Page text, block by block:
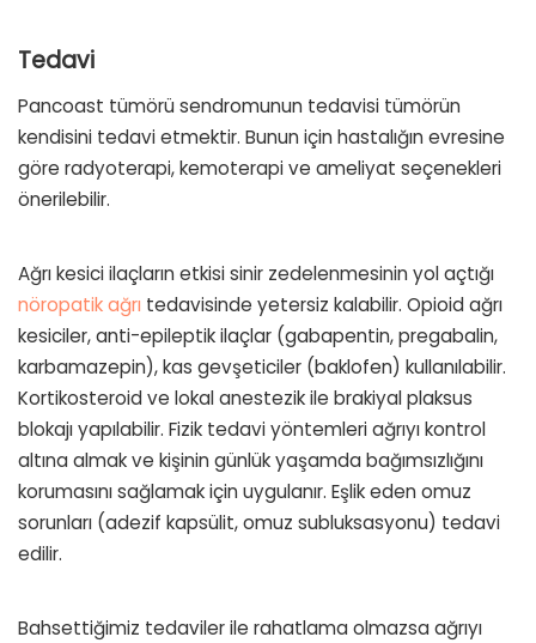
Tedavi
Pancoast tümörü sendromunun tedavisi tümörün
kendisini tedavi etmektir. Bunun için hastalığın evresine
göre radyoterapi, kemoterapi ve ameliyat seçenekleri
önerilebilir.
Ağrı kesici ilaçların etkisi sinir zedelenmesinin yol açtığı
nöropatik ağrı tedavisinde yetersiz kalabilir. Opioid ağrı
kesiciler, anti-epileptik ilaçlar (gabapentin, pregabalin,
karbamazepin), kas gevşeticiler (baklofen) kullanılabilir.
Kortikosteroid ve lokal anestezik ile brakiyal plaksus
blokajı yapılabilir. Fizik tedavi yöntemleri ağrıyı kontrol
altına almak ve kişinin günlük yaşamda bağımsızlığını
korumasını sağlamak için uygulanır. Eşlik eden omuz
sorunları (adezif kapsülit, omuz subluksasyonu) tedavi
edilir.
Bahsettiğimiz tedaviler ile rahatlama olmazsa ağrıyı